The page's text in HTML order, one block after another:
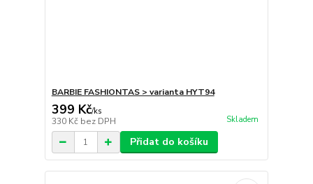
BARBIE FASHIONTAS > varianta HYT94
399 Kč/ks
330 Kč bez DPH Skladem
Přidat do košíku